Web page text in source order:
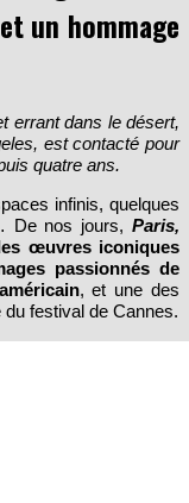
un hommage
errant dans le désert,
est contacté pour
quatre ans.
infinis, quelques
De nos jours,Paris,
œuvres iconiques
passionnés de
, et une des
festival de Cannes.